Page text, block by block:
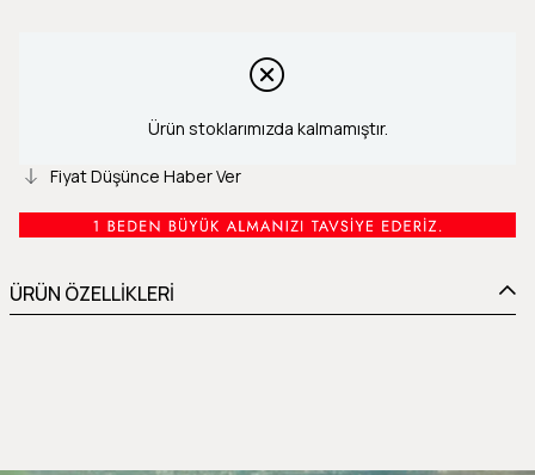
Ürün stoklarımızda kalmamıştır.
Fiyat Düşünce Haber Ver
ÜRÜN ÖZELLİKLERİ